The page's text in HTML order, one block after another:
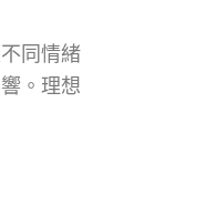
同情緒
。理想